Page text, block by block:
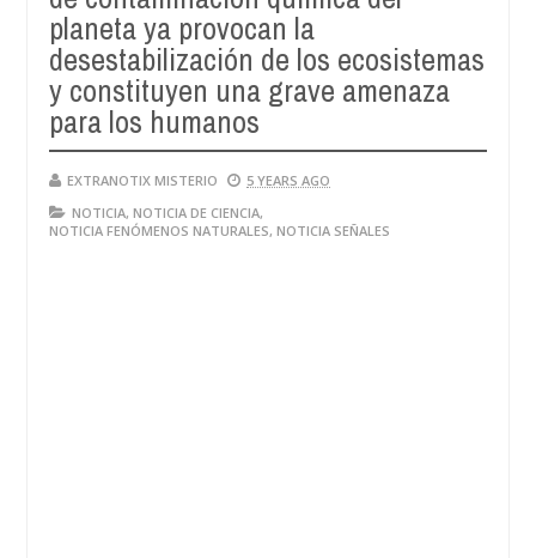
LOS HUMANOS
planeta ya provocan la
desestabilización de los ecosistemas
y constituyen una grave amenaza
para los humanos
EXTRANOTIX MISTERIO
5 YEARS AGO
NOTICIA, NOTICIA DE CIENCIA,
NOTICIA FENÓMENOS NATURALES, NOTICIA SEÑALES